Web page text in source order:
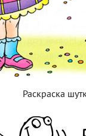
Раскраска